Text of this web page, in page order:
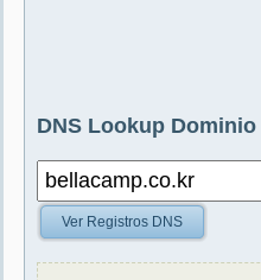
DNS Lookup Dominio
Ver Registros DNS